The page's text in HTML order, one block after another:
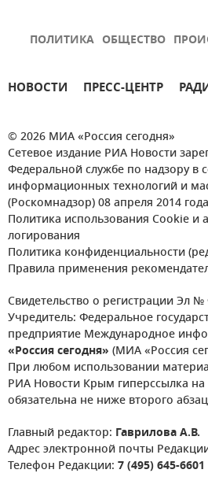
ПОЛИТИКА ОБЩЕСТВО
НОВОСТИ ПРЕСС-ЦЕНТР
© 2026 МИА «Россия сегодня»
Сетевое издание РИА Новости
Федеральной службе по надзору в
информационных технологий и
(Роскомнадзор) 08 апреля 2014
Политика использования Cookie и
логирования
Политика конфиденциальности
Правила применения
Свидетельство о регистрации Эл
Учредитель: Федеральное
предприятие Международное
«Россия сегодня» (МИА «Россия
При любом использовании
РИА Новости Крым гиперссылка
обязательна не ниже второго
Главный редактор: Гаврилова А.В.
Адрес электронной почты
Телефон Редакции: 7 (495) 645-6601